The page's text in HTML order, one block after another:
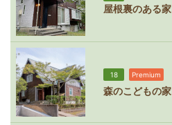
屋根裏のある家
18 Premium
森のこどもの家